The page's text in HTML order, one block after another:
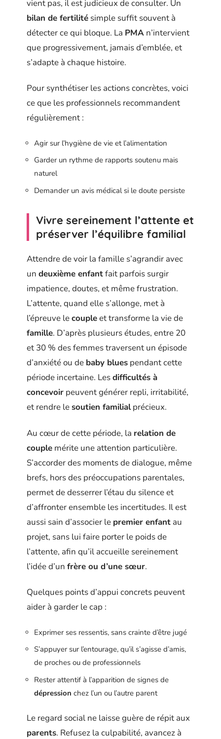
vient pas, il est judicieux de consulter. Un
bilan de fertilité simple suffit souvent à
détecter ce qui bloque. La PMA n’intervient
que progressivement, jamais d’emblée, et
s’adapte à chaque histoire.
Pour synthétiser les actions concrètes, voici
ce que les professionnels recommandent
régulièrement :
Agir sur l’hygiène de vie et l’alimentation
Garder un rythme de rapports soutenu mais
naturel
Demander un avis médical si le doute persiste
Vivre sereinement l’attente et
préserver l’équilibre familial
Attendre de voir la famille s’agrandir avec
un deuxième enfantfait parfois surgir
impatience, doutes, et même frustration.
L’attente, quand elle s’allonge, met à
l’épreuve lecoupleet transforme la vie de
famille. D’après plusieurs études, entre 20
et 30 % des femmes traversent un épisode
d’anxiété ou de baby blues pendant cette
période incertaine. Lesdifficultés à
concevoir peuvent générer repli, irritabilité,
et rendre lesoutien familialprécieux.
Au cœur de cette période, la relation de
couple mérite une attention particulière.
S’accorder des moments de dialogue, même
brefs, hors des préoccupations parentales,
permet de desserrer l’étau du silence et
d’affronter ensemble les incertitudes. Il est
aussi sain d’associer le premier enfant au
projet, sans lui faire porter le poids de
l’attente, afin qu’il accueille sereinement
l’idée d’un frère ou d’une sœur.
Quelques points d’appui concrets peuvent
aider à garder le cap :
Exprimer ses ressentis, sans crainte d’être jugé
S’appuyer sur l’entourage, qu’il s’agisse d’amis,
de proches ou de professionnels
Rester attentif à l’apparition de signes de
dépression chez l’un ou l’autre parent
Le regard social ne laisse guère de répit aux
parents. Refusez la culpabilité, avancez à